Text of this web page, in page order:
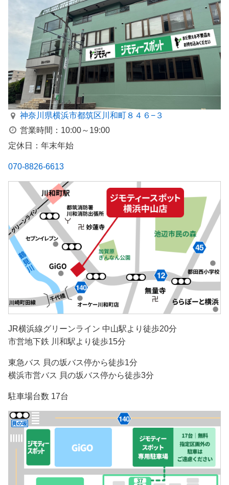
神奈川県横浜市都筑区川和町８４６−３
営業時間：10:00～19:00
定休日：年末年始
070-8826-6613
JR横浜線グリーンライン 中山駅より徒歩20分
市営地下鉄 川和駅より徒歩15分
東急バス 貝の坂バス停から徒歩1分
横浜市営バス 貝の坂バス停から徒歩3分
駐車場台数 17台